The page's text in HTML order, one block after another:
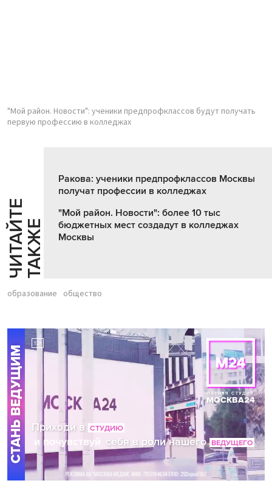
"Мой район. Новости": ученики предпрофклассов будут получать
первую профессию в колледжах
Ч
И
Т
АЙ
Т
Е
Т
А
К
ЖЕ
Ракова: ученики предпрофклассов Москвы
получат профессии в колледжах
"Мой район. Новости": более 10 тыс
бюджетных мест создадут в колледжах
Москвы
образование общество